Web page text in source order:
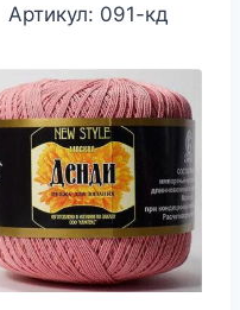
Артикул: 091-кд